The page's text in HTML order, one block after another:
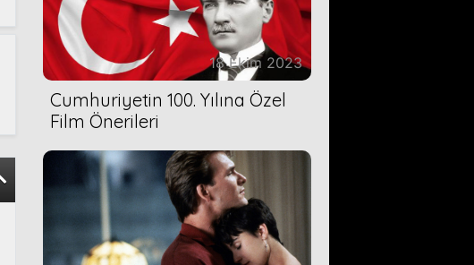
18 Ekim 2023
Cumhuriyetin 100. Yılına Özel
Film Önerileri